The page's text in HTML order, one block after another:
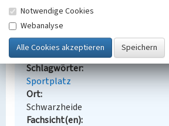
(Erfassungsprojekt Lausitz, BLDAM
Sportplatz Zschornegosda
Schlagwörter
Sportplatz
Ort
Schwarzheide
Fachsicht(en)
Notwendige Cookies
Webanalyse